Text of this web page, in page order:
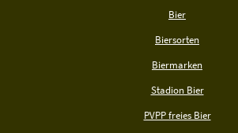
Bier
Biersorten
Biermarken
Stadion Bier
PVPP freies Bier